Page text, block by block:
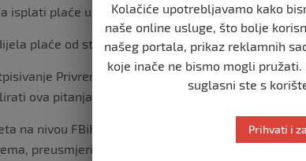
isplati plaće u dogovorenom iznosu;
plaće od strane države i sl.
Privremenog socijalnog sporazuma, u tom
ova pitanja.
na nivou FBiH, kantona, opština i gradova i sav
preusmjeriti na sprečavanje širenja zaraze,
Kolačiće upotrebljavamo kako
naše online usluge, što bolje
našeg portala, prikaz reklamnih
koje inače ne bismo mogli
suglasni ste s
Prihvati i